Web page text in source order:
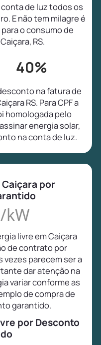
de luz todos os
E não tem milagre é
o consumo de
RS.
40%
na fatura de
RS. Para CPF a
homologada pelo
energia solar,
na conta de luz.
por
/kW
livre em Caiçara
de contrato por
parecem ser a
dar atenção na
variar conforme as
de compra de
garantido.
por Desconto